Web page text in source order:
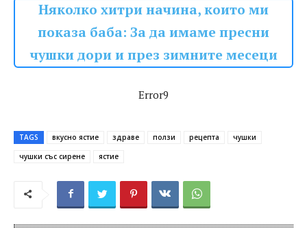
Няколко хитри начина, които ми
показа баба: За да имаме пресни
чушки дори и през зимните месеци
Error9
TAGS вкусно ястие здраве ползи рецепта
чушки
чушки със сирене
ястие